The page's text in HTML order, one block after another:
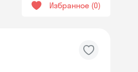
Избранное 0